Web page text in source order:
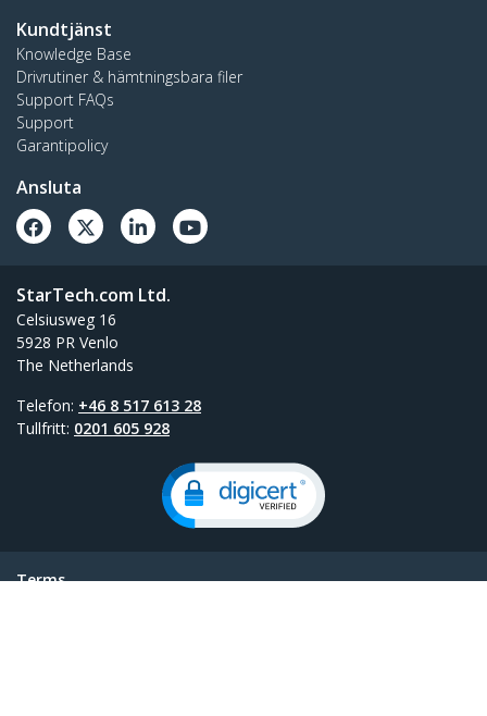
Kundtjänst
Knowledge Base
Drivrutiner & hämtningsbara filer
Support FAQs
Support
Garantipolicy
Ansluta
StarTech.com Ltd.
Celsiusweg 16
5928 PR Venlo
The Netherlands
Telefon: +46 8 517 613 28
Tullfritt: 0201 605 928
Terms